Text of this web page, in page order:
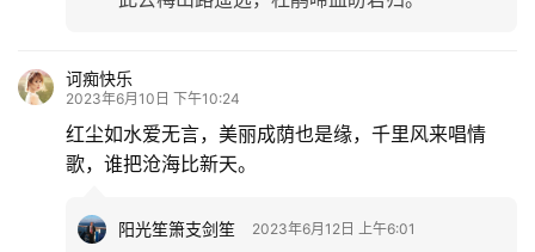
诃痴快乐
2023年6月10日 下午10:24
红尘如水爱无言，美丽成荫也是缘，千里风来唱情
歌，谁把沧海比新天。
阳光笙箫支剑笙 2023年6月12日 上午6:01